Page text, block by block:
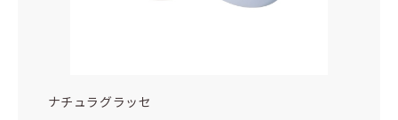
ナチュラグラッセ